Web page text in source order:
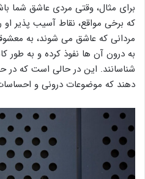
برای مثال، وقتی مردی عاشق شما
که برخی مواقع، نقاط آسیب پذیر او
مردانی که عاشق می شوند، به
به درون آن ها نفوذ کرده و به طور
شناسانند. این در حالی است که در
دهند که موضوعات درونی و احساسات